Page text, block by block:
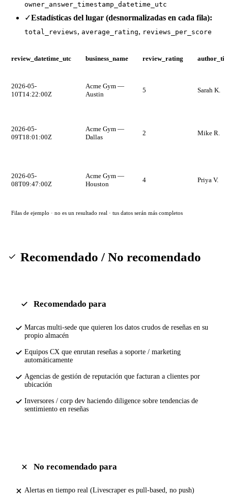
owner_answer_timestamp_datetime_utc
✓Estadísticas del lugar (desnormalizadas en cada fila):
total_reviews, average_rating, reviews_per_score
review_datetime_utc business_name review_rating
2026-05-
10T14:22:00Z
Acme Gym —
Austin
5 Sarah K.
2026-05-
09T18:01:00Z
Acme Gym —
Dallas
2 Mike R.
2026-05-
08T09:47:00Z
Acme Gym —
Houston
4 Priya V.
Filas de ejemplo · no es un resultado real · tus datos serán más completos
Recomendado / No recomendado
Recomendado para
Marcas multi-sede que quieren los datos crudos de reseñas en su
propio almacén
Equipos CX que enrutan reseñas a soporte / marketing
automáticamente
Agencias de gestión de reputación que facturan a clientes por
ubicación
Inversores / corp dev haciendo diligence sobre tendencias de
sentimiento en reseñas
No recomendado para
Alertas en tiempo real (Livescraper es pull-based, no push)